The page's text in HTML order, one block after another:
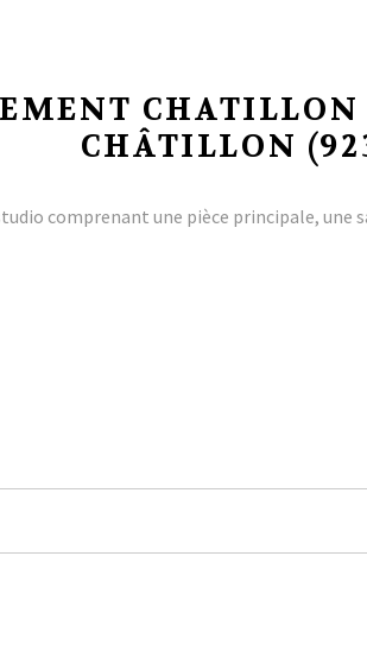
CHATILLON
CHÂTILLON
comprenant une pièce principale, une